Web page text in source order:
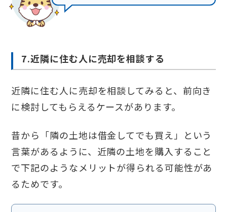
7.近隣に住む人に売却を相談する
近隣に住む人に売却を相談してみると、前向き
に検討してもらえるケースがあります。
昔から「隣の土地は借金してでも買え」という
言葉があるように、近隣の土地を購入すること
で下記のようなメリットが得られる可能性があ
るためです。